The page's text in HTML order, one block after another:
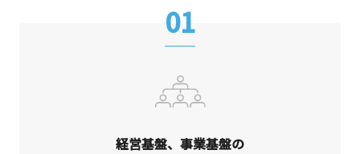
01
経営基盤、事業基盤の